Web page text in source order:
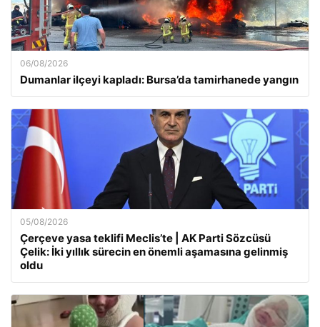
06/08/2026
Dumanlar ilçeyi kapladı: Bursa’da tamirhanede yangın
05/08/2026
Çerçeve yasa teklifi Meclis’te | AK Parti Sözcüsü
Çelik: İki yıllık sürecin en önemli aşamasına gelinmiş
oldu